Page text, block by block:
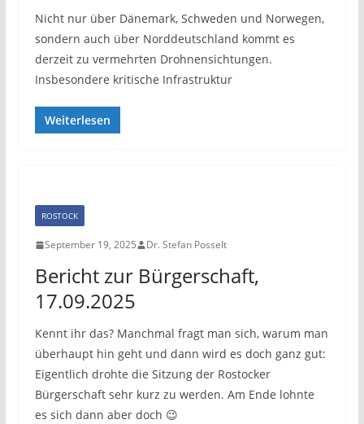
Nicht nur über Dänemark, Schweden und Norwegen,
sondern auch über Norddeutschland kommt es
derzeit zu vermehrten Drohnensichtungen.
Insbesondere kritische Infrastruktur
Weiterlesen
ROSTOCK
September 19, 2025 Dr. Stefan Posselt
Bericht zur Bürgerschaft,
17.09.2025
Kennt ihr das? Manchmal fragt man sich, warum man
überhaupt hin geht und dann wird es doch ganz gut:
Eigentlich drohte die Sitzung der Rostocker
Bürgerschaft sehr kurz zu werden. Am Ende lohnte
es sich dann aber doch 😉